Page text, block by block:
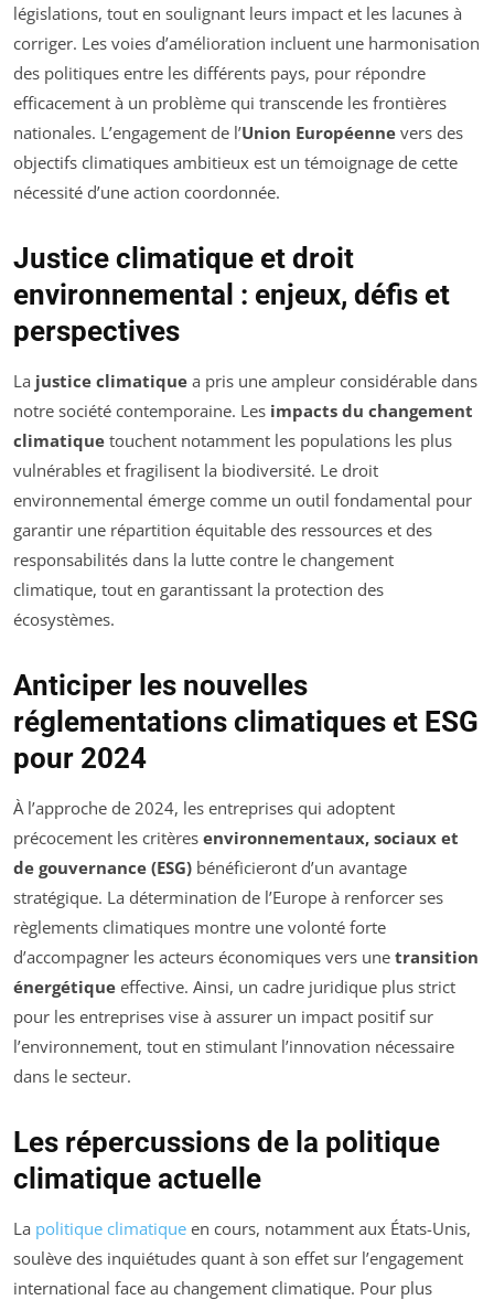
législations, tout en soulignant leurs impact et les lacunes à
corriger. Les voies d’amélioration incluent une harmonisation
des politiques entre les différents pays, pour répondre
efficacement à un problème qui transcende les frontières
nationales. L’engagement de l’Union Européenne vers des
objectifs climatiques ambitieux est un témoignage de cette
nécessité d’une action coordonnée.
Justice climatique et droit
environnemental : enjeux, défis et
perspectives
La justice climatique a pris une ampleur considérable dans
notre société contemporaine. Les impacts du changement
climatique touchent notamment les populations les plus
vulnérables et fragilisent la biodiversité. Le droit
environnemental émerge comme un outil fondamental pour
garantir une répartition équitable des ressources et des
responsabilités dans la lutte contre le changement
climatique, tout en garantissant la protection des
écosystèmes.
Anticiper les nouvelles
réglementations climatiques et ESG
pour 2024
À l’approche de 2024, les entreprises qui adoptent
précocement les critères environnementaux, sociaux et
de gouvernance (ESG) bénéficieront d’un avantage
stratégique. La détermination de l’Europe à renforcer ses
règlements climatiques montre une volonté forte
d’accompagner les acteurs économiques vers une transition
énergétique effective. Ainsi, un cadre juridique plus strict
pour les entreprises vise à assurer un impact positif sur
l’environnement, tout en stimulant l’innovation nécessaire
dans le secteur.
Les répercussions de la politique
climatique actuelle
La politique climatique en cours, notamment aux États-Unis,
soulève des inquiétudes quant à son effet sur l’engagement
international face au changement climatique. Pour plus